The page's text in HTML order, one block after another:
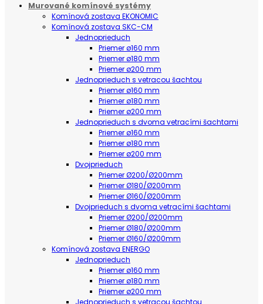
Murované komínové systémy
Komínová zostava EKONOMIC
Komínová zostava SKC-CM
Jednoprieduch
Priemer ø160 mm
Priemer ø180 mm
Priemer ø200 mm
Jednoprieduch s vetracou šachtou
Priemer ø160 mm
Priemer ø180 mm
Priemer ø200 mm
Jednoprieduch s dvoma vetracími šachtami
Priemer ø160 mm
Priemer ø180 mm
Priemer ø200 mm
Dvojprieduch
Priemer Ø200/Ø200mm
Priemer Ø180/Ø200mm
Priemer Ø160/Ø200mm
Dvojprieduch s dvoma vetracími šachtami
Priemer Ø200/Ø200mm
Priemer Ø180/Ø200mm
Priemer Ø160/Ø200mm
Komínová zostava ENERGO
Jednoprieduch
Priemer ø160 mm
Priemer ø180 mm
Priemer ø200 mm